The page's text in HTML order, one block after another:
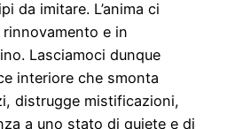
da imitare. L’anima ci
e in
Lasciamoci dunque
interiore che smonta
distrugge mistificazioni,
a uno stato di quiete e di